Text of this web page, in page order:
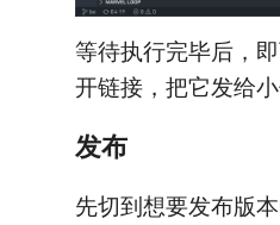
等待执行完毕后，
开链接，把它发给小
发布
先切到想要发布版